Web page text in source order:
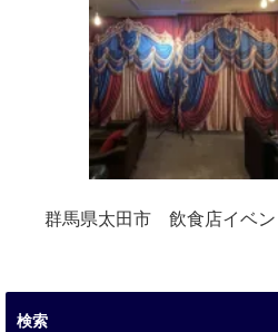
群馬県太田市 飲食店イベ
検索